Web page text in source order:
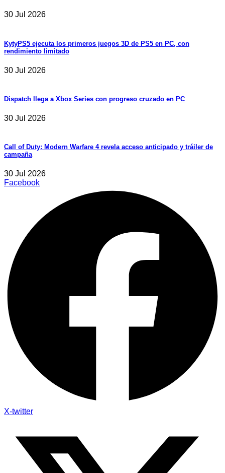
30 Jul 2026
KytyPS5 ejecuta los primeros juegos 3D de PS5 en PC, con
rendimiento limitado
30 Jul 2026
Dispatch llega a Xbox Series con progreso cruzado en PC
30 Jul 2026
Call of Duty: Modern Warfare 4 revela acceso anticipado y tráiler de
campaña
30 Jul 2026
Facebook
X-twitter